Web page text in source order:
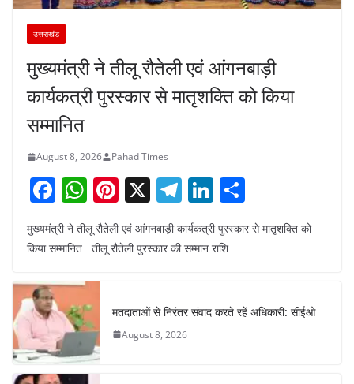
उत्तराखंड
मुख्यमंत्री ने तीलू रौतेली एवं आंगनबाड़ी
कार्यकत्री पुरस्कार से मातृशक्ति को किया
सम्मानित
August 8, 2026 Pahad Times
F
a
c
b
o
o
k
W
h
at
A
p
p
Pi
nt
er
X T
el
e
m
Li
n
k
n
h
ar
मुख्यमंत्री ने तीलू रौतेली एवं आंगनबाड़ी कार्यकत्री पुरस्कार से मातृशक्ति को
किया सम्मानित तीलू रौतेली पुरस्कार की सम्मान राशि
मतदाताओं से निरंतर संवाद करते रहें अधिकारी: सीईओ
August 8, 2026